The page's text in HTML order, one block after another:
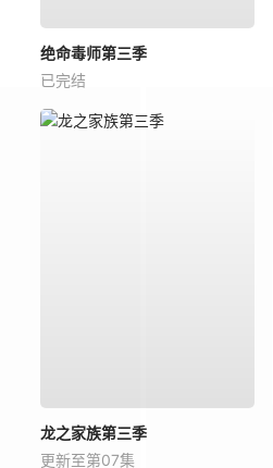
绝命毒师第三季
已完结
龙之家族第三季
更新至第07集